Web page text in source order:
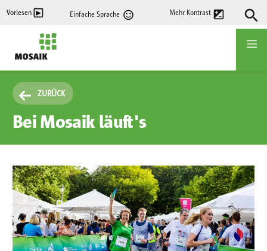
Vorlesen Einfache Sprache Mehr Kontrast
ZURÜCK
Bei Mosaik läuft's